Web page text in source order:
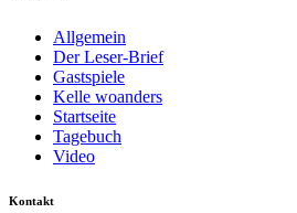
Allgemein
Der Leser-Brief
Gastspiele
Kelle woanders
Startseite
Tagebuch
Video
Kontakt